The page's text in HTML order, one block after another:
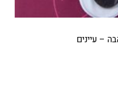
– עיינים